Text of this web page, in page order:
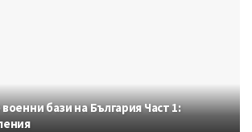
бази на България Част 1: